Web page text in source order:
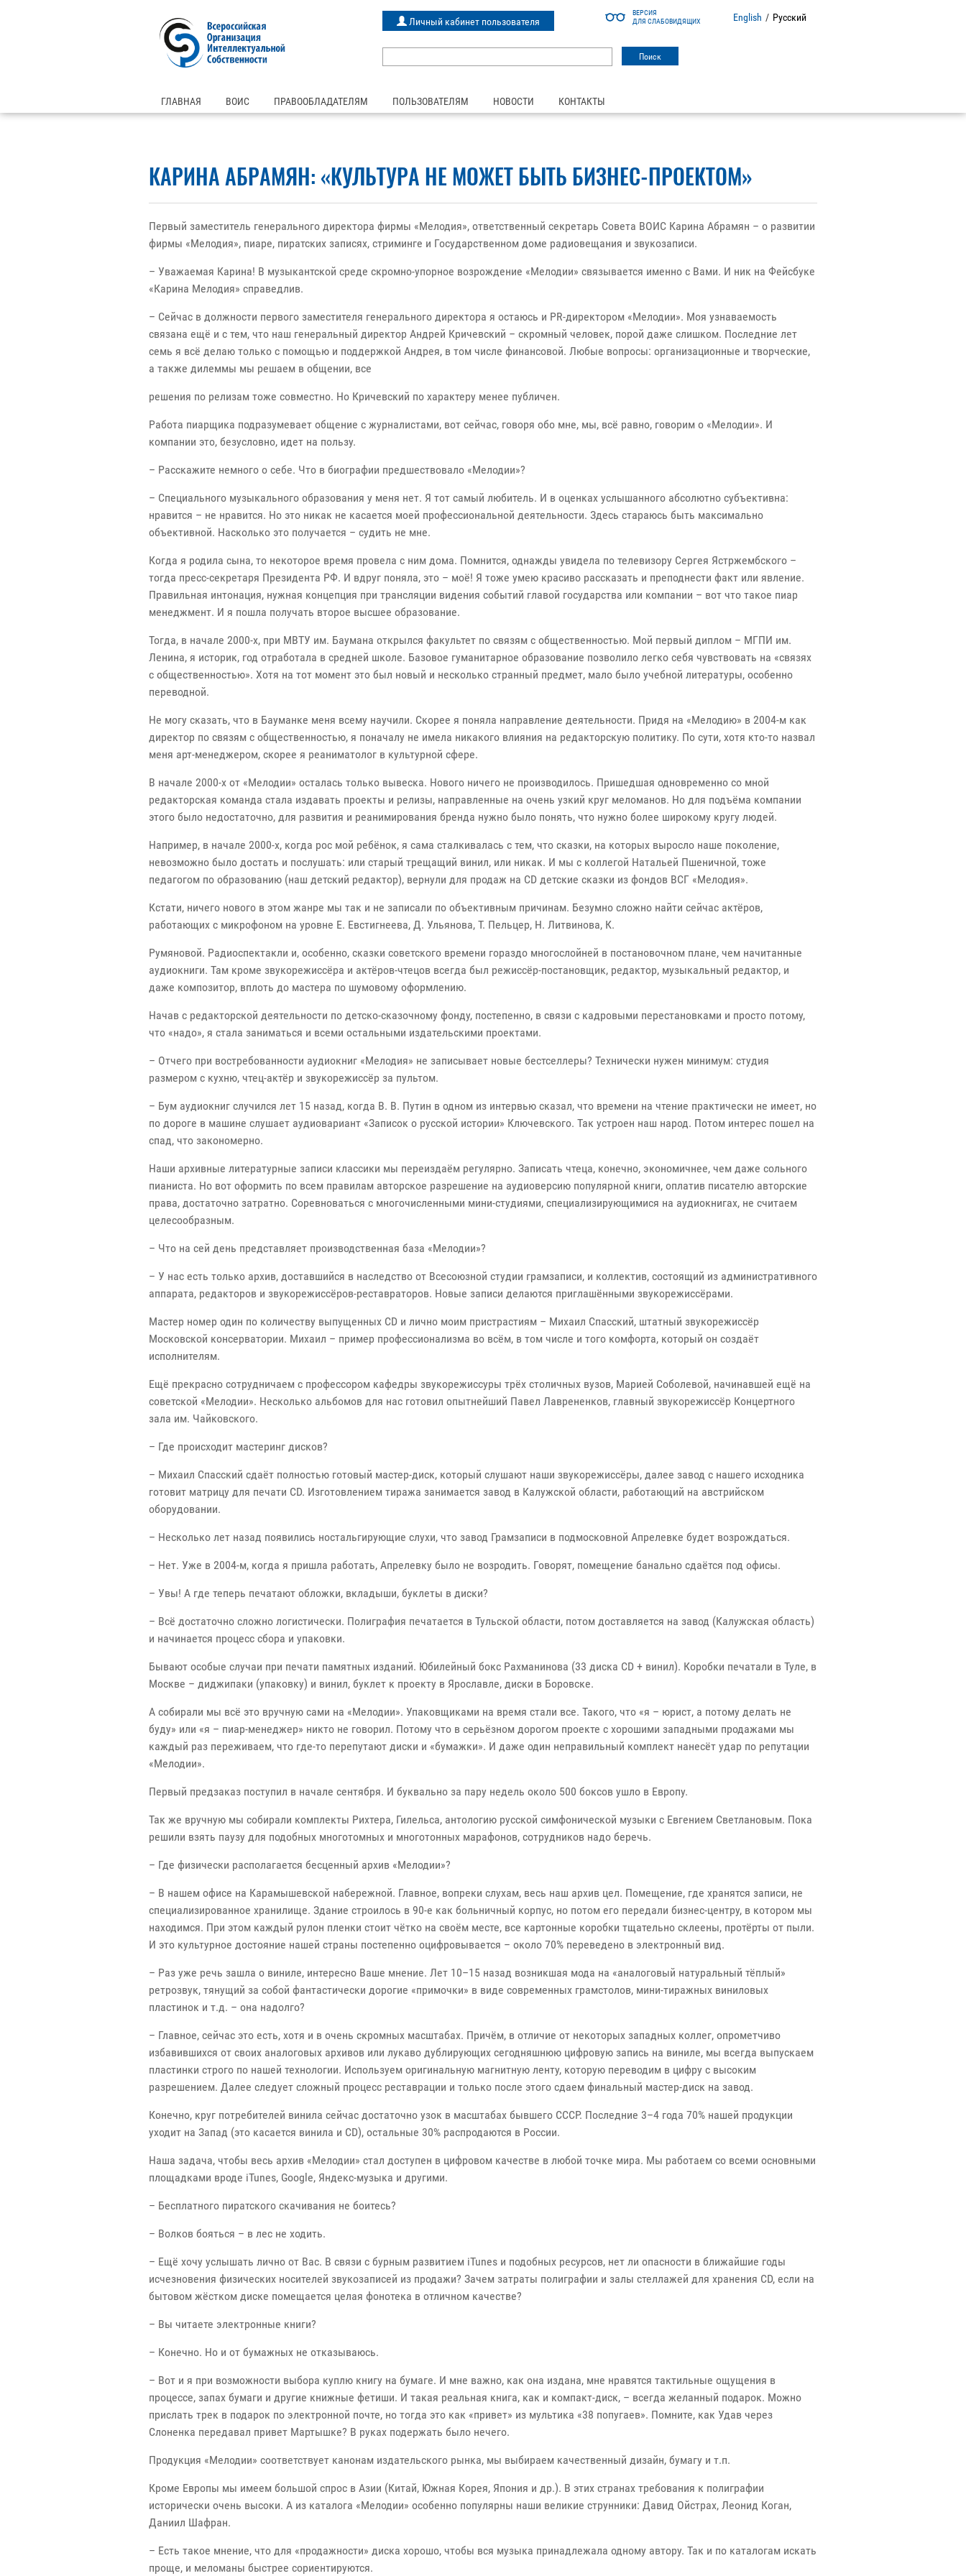
ВЕРСИЯ
ДЛЯ СЛАБОВИДЯЩИХ
English / Русский
Личный кабинет пользователя
ГЛАВНАЯ ВОИС ПРАВООБЛАДАТЕЛЯМ ПОЛЬЗОВАТЕЛЯМ НОВОСТИ КОНТАКТЫ
КАРИНА АБРАМЯН: «КУЛЬТУРА НЕ МОЖЕТ БЫТЬ БИЗНЕС-ПРОЕКТОМ»
Первый заместитель генерального директора фирмы «Мелодия», ответственный секретарь Совета ВОИС Карина Абрамян – о развитии
фирмы «Мелодия», пиаре, пиратских записях, стриминге и Государственном доме радиовещания и звукозаписи.
– Уважаемая Карина! В музыкантской среде скромно-упорное возрождение «Мелодии» связывается именно с Вами. И ник на Фейсбуке
«Карина Мелодия» справедлив.
– Сейчас в должности первого заместителя генерального директора я остаюсь и PR-директором «Мелодии». Моя узнаваемость
связана ещё и с тем, что наш генеральный директор Андрей Кричевский – скромный человек, порой даже слишком. Последние лет
семь я всё делаю только с помощью и поддержкой Андрея, в том числе финансовой. Любые вопросы: организационные и творческие,
а также дилеммы мы решаем в общении, все
решения по релизам тоже совместно. Но Кричевский по характеру менее публичен.
Работа пиарщика подразумевает общение с журналистами, вот сейчас, говоря обо мне, мы, всё равно, говорим о «Мелодии». И
компании это, безусловно, идет на пользу.
– Расскажите немного о себе. Что в биографии предшествовало «Мелодии»?
– Специального музыкального образования у меня нет. Я тот самый любитель. И в оценках услышанного абсолютно субъективна:
нравится – не нравится. Но это никак не касается моей профессиональной деятельности. Здесь стараюсь быть максимально
объективной. Насколько это получается – судить не мне.
Когда я родила сына, то некоторое время провела с ним дома. Помнится, однажды увидела по телевизору Сергея Ястржембского –
тогда пресс-секретаря Президента РФ. И вдруг поняла, это – моё! Я тоже умею красиво рассказать и преподнести факт или явление.
Правильная интонация, нужная концепция при трансляции видения событий главой государства или компании – вот что такое пиар
менеджмент. И я пошла получать второе высшее образование.
Тогда, в начале 2000-х, при МВТУ им. Баумана открылся факультет по связям с общественностью. Мой первый диплом – МГПИ им.
Ленина, я историк, год отработала в средней школе. Базовое гуманитарное образование позволило легко себя чувствовать на «связях
с общественностью». Хотя на тот момент это был новый и несколько странный предмет, мало было учебной литературы, особенно
переводной.
Не могу сказать, что в Бауманке меня всему научили. Скорее я поняла направление деятельности. Придя на «Мелодию» в 2004-м как
директор по связям с общественностью, я поначалу не имела никакого влияния на редакторскую политику. По сути, хотя кто-то назвал
меня арт-менеджером, скорее я реаниматолог в культурной сфере.
В начале 2000-х от «Мелодии» осталась только вывеска. Нового ничего не производилось. Пришедшая одновременно со мной
редакторская команда стала издавать проекты и релизы, направленные на очень узкий круг меломанов. Но для подъёма компании
этого было недостаточно, для развития и реанимирования бренда нужно было понять, что нужно более широкому кругу людей.
Например, в начале 2000-х, когда рос мой ребёнок, я сама сталкивалась с тем, что сказки, на которых выросло наше поколение,
невозможно было достать и послушать: или старый трещащий винил, или никак. И мы с коллегой Натальей Пшеничной, тоже
педагогом по образованию (наш детский редактор), вернули для продаж на CD детские сказки из фондов ВСГ «Мелодия».
Кстати, ничего нового в этом жанре мы так и не записали по объективным причинам. Безумно сложно найти сейчас актёров,
работающих с микрофоном на уровне Е. Евстигнеева, Д. Ульянова, Т. Пельцер, Н. Литвинова, К.
Румяновой. Радиоспектакли и, особенно, сказки советского времени гораздо многослойней в постановочном плане, чем начитанные
аудиокниги. Там кроме звукорежиссёра и актёров-чтецов всегда был режиссёр-постановщик, редактор, музыкальный редактор, и
даже композитор, вплоть до мастера по шумовому оформлению.
Начав с редакторской деятельности по детско-сказочному фонду, постепенно, в связи с кадровыми перестановками и просто потому,
что «надо», я стала заниматься и всеми остальными издательскими проектами.
– Отчего при востребованности аудиокниг «Мелодия» не записывает новые бестселлеры? Технически нужен минимум: студия
размером с кухню, чтец-актёр и звукорежиссёр за пультом.
– Бум аудиокниг случился лет 15 назад, когда В. В. Путин в одном из интервью сказал, что времени на чтение практически не имеет, но
по дороге в машине слушает аудиовариант «Записок о русской истории» Ключевского. Так устроен наш народ. Потом интерес пошел на
спад, что закономерно.
Наши архивные литературные записи классики мы переиздаём регулярно. Записать чтеца, конечно, экономичнее, чем даже сольного
пианиста. Но вот оформить по всем правилам авторское разрешение на аудиоверсию популярной книги, оплатив писателю авторские
права, достаточно затратно. Соревноваться с многочисленными мини-студиями, специализирующимися на аудиокнигах, не считаем
целесообразным.
– Что на сей день представляет производственная база «Мелодии»?
– У нас есть только архив, доставшийся в наследство от Всесоюзной студии грамзаписи, и коллектив, состоящий из административного
аппарата, редакторов и звукорежиссёров-реставраторов. Новые записи делаются приглашёнными звукорежиссёрами.
Мастер номер один по количеству выпущенных CD и лично моим пристрастиям – Михаил Спасский, штатный звукорежиссёр
Московской консерватории. Михаил – пример профессионализма во всём, в том числе и того комфорта, который он создаёт
исполнителям.
Ещё прекрасно сотрудничаем с профессором кафедры звукорежиссуры трёх столичных вузов, Марией Соболевой, начинавшей ещё на
советской «Мелодии». Несколько альбомов для нас готовил опытнейший Павел Лаврененков, главный звукорежиссёр Концертного
зала им. Чайковского.
– Где происходит мастеринг дисков?
– Михаил Спасский сдаёт полностью готовый мастер-диск, который слушают наши звукорежиссёры, далее завод с нашего исходника
готовит матрицу для печати CD. Изготовлением тиража занимается завод в Калужской области, работающий на австрийском
оборудовании.
– Несколько лет назад появились ностальгирующие слухи, что завод Грамзаписи в подмосковной Апрелевке будет возрождаться.
– Нет. Уже в 2004-м, когда я пришла работать, Апрелевку было не возродить. Говорят, помещение банально сдаётся под офисы.
– Увы! А где теперь печатают обложки, вкладыши, буклеты в диски?
– Всё достаточно сложно логистически. Полиграфия печатается в Тульской области, потом доставляется на завод (Калужская область)
и начинается процесс сбора и упаковки.
Бывают особые случаи при печати памятных изданий. Юбилейный бокс Рахманинова (33 диска CD + винил). Коробки печатали в Туле, в
Москве – диджипаки (упаковку) и винил, буклет к проекту в Ярославле, диски в Боровске.
А собирали мы всё это вручную сами на «Мелодии». Упаковщиками на время стали все. Такого, что «я – юрист, а потому делать не
буду» или «я – пиар-менеджер» никто не говорил. Потому что в серьёзном дорогом проекте с хорошими западными продажами мы
каждый раз переживаем, что где-то перепутают диски и «бумажки». И даже один неправильный комплект нанесёт удар по репутации
«Мелодии».
Первый предзаказ поступил в начале сентября. И буквально за пару недель около 500 боксов ушло в Европу.
Так же вручную мы собирали комплекты Рихтера, Гилельса, антологию русской симфонической музыки с Евгением Светлановым. Пока
решили взять паузу для подобных многотомных и многотонных марафонов, сотрудников надо беречь.
– Где физически располагается бесценный архив «Мелодии»?
– В нашем офисе на Карамышевской набережной. Главное, вопреки слухам, весь наш архив цел. Помещение, где хранятся записи, не
специализированное хранилище. Здание строилось в 90-е как больничный корпус, но потом его передали бизнес-центру, в котором мы
находимся. При этом каждый рулон пленки стоит чётко на своём месте, все картонные коробки тщательно склеены, протёрты от пыли.
И это культурное достояние нашей страны постепенно оцифровывается – около 70% переведено в электронный вид.
– Раз уже речь зашла о виниле, интересно Ваше мнение. Лет 10–15 назад возникшая мода на «аналоговый натуральный тёплый»
ретрозвук, тянущий за собой фантастически дорогие «примочки» в виде современных грамстолов, мини-тиражных виниловых
пластинок и т.д. – она надолго?
– Главное, сейчас это есть, хотя и в очень скромных масштабах. Причём, в отличие от некоторых западных коллег, опрометчиво
избавившихся от своих аналоговых архивов или лукаво дублирующих сегодняшнюю цифровую запись на виниле, мы всегда выпускаем
пластинки строго по нашей технологии. Используем оригинальную магнитную ленту, которую переводим в цифру с высоким
разрешением. Далее следует сложный процесс реставрации и только после этого сдаем финальный мастер-диск на завод.
Конечно, круг потребителей винила сейчас достаточно узок в масштабах бывшего СССР. Последние 3–4 года 70% нашей продукции
уходит на Запад (это касается винила и СD), остальные 30% распродаются в России.
Наша задача, чтобы весь архив «Мелодии» стал доступен в цифровом качестве в любой точке мира. Мы работаем со всеми основными
площадками вроде iTunes, Google, Яндекс-музыка и другими.
– Бесплатного пиратского скачивания не боитесь?
– Волков бояться – в лес не ходить.
– Ещё хочу услышать лично от Вас. В связи с бурным развитием iTunes и подобных ресурсов, нет ли опасности в ближайшие годы
исчезновения физических носителей звукозаписей из продажи? Зачем затраты полиграфии и залы стеллажей для хранения CD, если на
бытовом жёстком диске помещается целая фонотека в отличном качестве?
– Вы читаете электронные книги?
– Конечно. Но и от бумажных не отказываюсь.
– Вот и я при возможности выбора куплю книгу на бумаге. И мне важно, как она издана, мне нравятся тактильные ощущения в
процессе, запах бумаги и другие книжные фетиши. И такая реальная книга, как и компакт-диск, – всегда желанный подарок. Можно
прислать трек в подарок по электронной почте, но тогда это как «привет» из мультика «38 попугаев». Помните, как Удав через
Слоненка передавал привет Мартышке? В руках подержать было нечего.
Продукция «Мелодии» соответствует канонам издательского рынка, мы выбираем качественный дизайн, бумагу и т.п.
Кроме Европы мы имеем большой спрос в Азии (Китай, Южная Корея, Япония и др.). В этих странах требования к полиграфии
исторически очень высоки. А из каталога «Мелодии» особенно популярны наши великие струнники: Давид Ойстрах, Леонид Коган,
Даниил Шафран.
– Есть такое мнение, что для «продажности» диска хорошо, чтобы вся музыка принадлежала одному автору. Так и по каталогам искать
проще, и меломаны быстрее сориентируются.